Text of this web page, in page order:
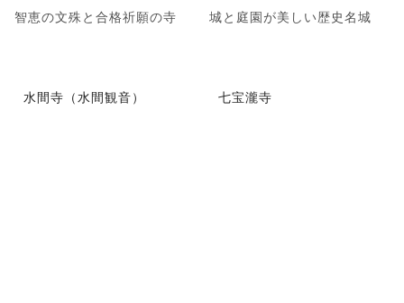
智恵の文殊と合格祈願の寺 城と庭園が美しい歴史名城
水間寺（水間観音） 七宝瀧寺